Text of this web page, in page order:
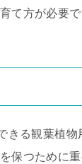
て方が必要で
きる観葉植
保つために重